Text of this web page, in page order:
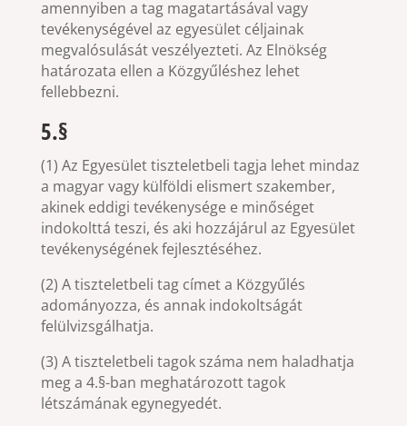
amennyiben a tag magatartásával vagy
tevékenységével az egyesület céljainak
megvalósulását veszélyezteti. Az Elnökség
határozata ellen a Közgyűléshez lehet
fellebbezni.
5.§
(1) Az Egyesület tiszteletbeli tagja lehet mindaz
a magyar vagy külföldi elismert szakember,
akinek eddigi tevékenysége e minőséget
indokolttá teszi, és aki hozzájárul az Egyesület
tevékenységének fejlesztéséhez.
(2) A tiszteletbeli tag címet a Közgyűlés
adományozza, és annak indokoltságát
felülvizsgálhatja.
(3) A tiszteletbeli tagok száma nem haladhatja
meg a 4.§-ban meghatározott tagok
létszámának egynegyedét.